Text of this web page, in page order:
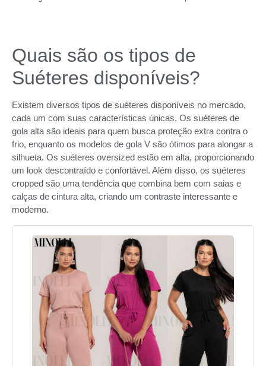
Quais são os tipos de
Suéteres disponíveis?
Existem diversos tipos de suéteres disponíveis no mercado,
cada um com suas características únicas. Os suéteres de
gola alta são ideais para quem busca proteção extra contra o
frio, enquanto os modelos de gola V são ótimos para alongar a
silhueta. Os suéteres oversized estão em alta, proporcionando
um look descontraído e confortável. Além disso, os suéteres
cropped são uma tendência que combina bem com saias e
calças de cintura alta, criando um contraste interessante e
moderno.